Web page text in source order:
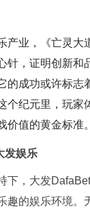
产业，《亡灵大
针，证明创新和
的成功或许标志
纪元里，玩家
价值的黄金标准。
发娱乐
下，大发
趣的娱乐环境。